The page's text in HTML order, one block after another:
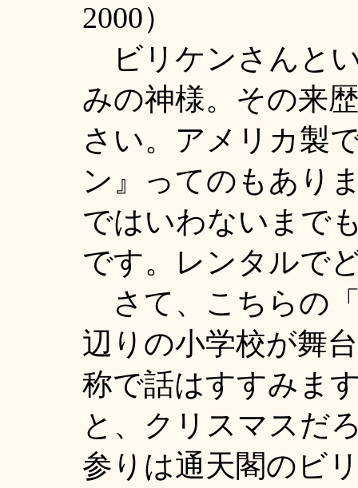
2000）
ビリケンさんと
みの神様。その来
さい。アメリカ製
ン』ってのもあり
ではいわないまで
です。レンタルで
さて、こちらの
辺りの小学校が舞
称で話はすすみま
と、クリスマスだ
参りは通天閣のビ